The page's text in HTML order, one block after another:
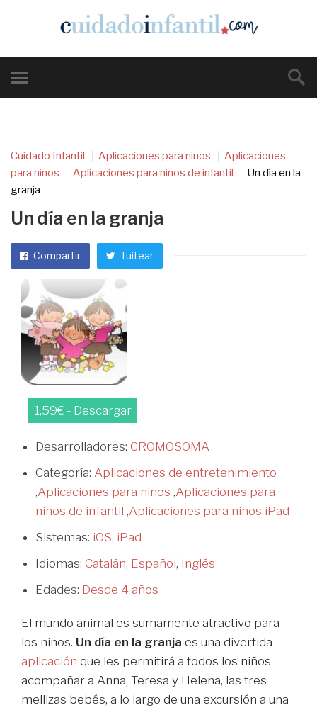
Cuidado Infantil Aplicaciones para niños
Aplicaciones
para niños
Aplicaciones para niños de infantil
Un día en la
granja
Un día en la granja
Compartir Tuitear
1,59€ - Descargar
Desarrolladores: CROMOSOMA
Categoría: Aplicaciones de entretenimiento
,Aplicaciones para niños ,Aplicaciones para
niños de infantil ,Aplicaciones para niños iPad
Sistemas: iOS, iPad
Idiomas: Catalán, Español, Inglés
Edades: Desde 4 años
El mundo animal es sumamente atractivo para
los niños. Un día en la granja es una divertida
aplicación que les permitirá a todos los niños
acompañar a Anna, Teresa y Helena, las tres
mellizas bebés, a lo largo de una excursión a una